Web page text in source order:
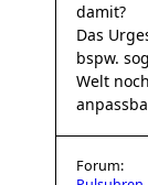
damit?
Das
bspw.
Welt
Forum: